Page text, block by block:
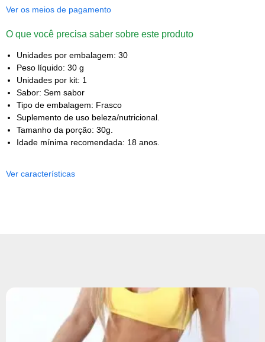
Ver os meios de pagamento
O que você precisa saber sobre este produto
Unidades por embalagem: 30
Peso líquido: 30 g
Unidades por kit: 1
Sabor: Sem sabor
Tipo de embalagem: Frasco
Suplemento de uso beleza/nutricional.
Tamanho da porção: 30g.
Idade mínima recomendada: 18 anos.
Ver características